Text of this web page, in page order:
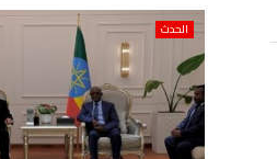
الحدث